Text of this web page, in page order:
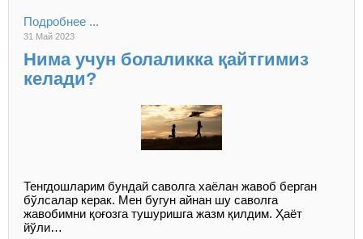
Подробнее ...
31 Май 2023
Нима учун болаликка қайтгимиз
келади?
Тенгдошларим бундай саволга хаёлан жавоб берган
бўлсалар керак. Мен бугун айнан шу саволга
жавобимни қоғозга тушуришга жазм қилдим. Ҳаёт
йўли…